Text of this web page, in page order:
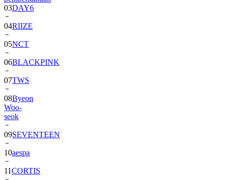
03DAY6
04RIIZE
05NCT
06BLACKPINK
07TWS
08Byeon
Woo-
seok
09SEVENTEEN
10aespa
11CORTIS